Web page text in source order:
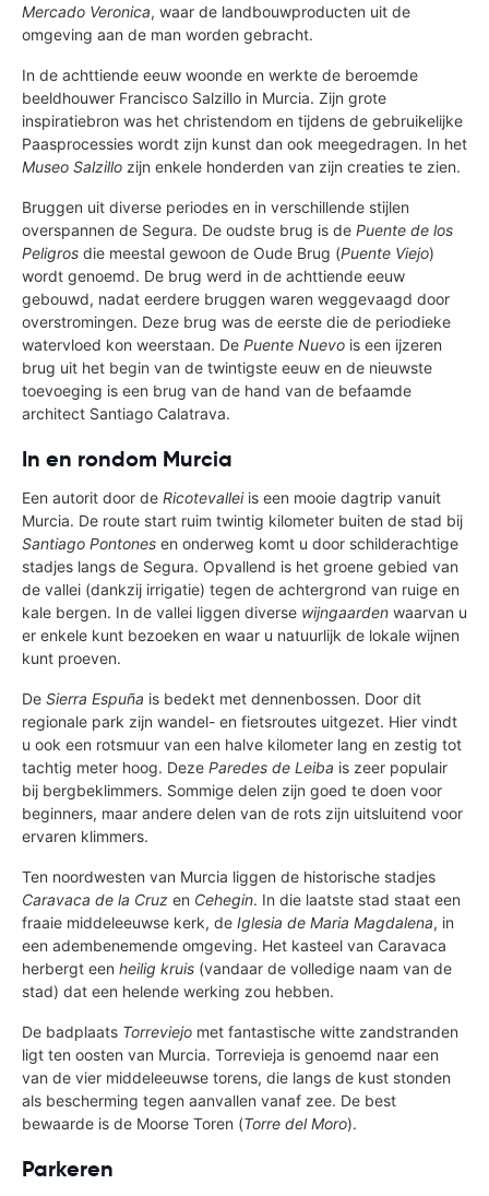
Mercado Veronica, waar de landbouwproducten uit de
omgeving aan de man worden gebracht.
In de achttiende eeuw woonde en werkte de beroemde
beeldhouwer Francisco Salzillo in Murcia. Zijn grote
inspiratiebron was het christendom en tijdens de gebruikelijke
Paasprocessies wordt zijn kunst dan ook meegedragen. In het
Museo Salzillo zijn enkele honderden van zijn creaties te zien.
Bruggen uit diverse periodes en in verschillende stijlen
overspannen de Segura. De oudste brug is de Puente de los
Peligros die meestal gewoon de Oude Brug (Puente Viejo)
wordt genoemd. De brug werd in de achttiende eeuw
gebouwd, nadat eerdere bruggen waren weggevaagd door
overstromingen. Deze brug was de eerste die de periodieke
watervloed kon weerstaan. De Puente Nuevo is een ijzeren
brug uit het begin van de twintigste eeuw en de nieuwste
toevoeging is een brug van de hand van de befaamde
architect Santiago Calatrava.
In en rondom Murcia
Een autorit door de Ricotevalleiis een mooie dagtrip vanuit
Murcia. De route start ruim twintig kilometer buiten de stad bij
Santiago Pontones en onderweg komt u door schilderachtige
stadjes langs de Segura. Opvallend is het groene gebied van
de vallei (dankzij irrigatie) tegen de achtergrond van ruige en
kale bergen. In de vallei liggen diverse wijngaarden waarvan u
er enkele kunt bezoeken en waar u natuurlijk de lokale wijnen
kunt proeven.
De Sierra Espuña is bedekt met dennenbossen. Door dit
regionale park zijn wandel- en fietsroutes uitgezet. Hier vindt
u ook een rotsmuur van een halve kilometer lang en zestig tot
tachtig meter hoog. Deze Paredes de Leiba is zeer populair
bij bergbeklimmers. Sommige delen zijn goed te doen voor
beginners, maar andere delen van de rots zijn uitsluitend voor
ervaren klimmers.
Ten noordwesten van Murcia liggen de historische stadjes
Caravaca de la Cruz en Cehegin. In die laatste stad staat een
fraaie middeleeuwse kerk, de Iglesia de Maria Magdalena, in
een adembenemende omgeving. Het kasteel van Caravaca
herbergt een heilig kruis (vandaar de volledige naam van de
stad) dat een helende werking zou hebben.
De badplaats Torreviejo met fantastische witte zandstranden
ligt ten oosten van Murcia. Torrevieja is genoemd naar een
van de vier middeleeuwse torens, die langs de kust stonden
als bescherming tegen aanvallen vanaf zee. De best
bewaarde is de Moorse Toren (Torre del Moro).
Parkeren